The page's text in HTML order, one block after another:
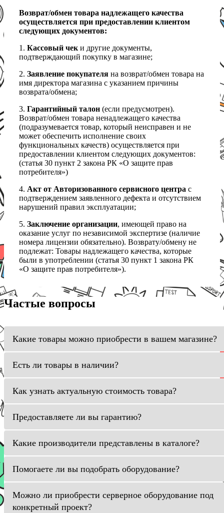
Возврат/обмен товара надлежащего качества
осуществляется при предоставлении клиентом
следующих документов:
1. Кассовый чеки другие документы,
подтверждающий покупку в магазине;
2. Заявление покупателя на возврат/обмен товара на
имя директора магазина с указанием причины
возврата/обмена;
3. Гарантийный талон (если предусмотрен).
Возврат/обмен товара ненадлежащего качества
(подразумевается товар, который неисправен и не
может обеспечить исполнение своих
функциональных качеств) осуществляется при
предоставлении клиентом следующих документов:
(статья 30 пункт 2 закона РК «О защите прав
потребителя»)
4. Акт от Авторизованного сервисного центра с
подтверждением заявленного дефекта и отсутствием
нарушений правил эксплуатации;
5. Заключение организации, имеющей право на
оказание услуг по независимой экспертизе (наличие
номера лицензии обязательно). Возврату/обмену не
подлежат: Товары надлежащего качества, которые
были в употреблении (статья 30 пункт 1 закона РК
«О защите прав потребителя»).
Частые вопросы
Какие товары можно приобрести в вашем магазине?
Есть ли товары в наличии?
Как узнать актуальную стоимость товара?
Предоставляете ли вы гарантию?
Какие производители представлены в каталоге?
Помогаете ли вы подобрать оборудование?
Можно ли приобрести серверное оборудование под
конкретный проект?